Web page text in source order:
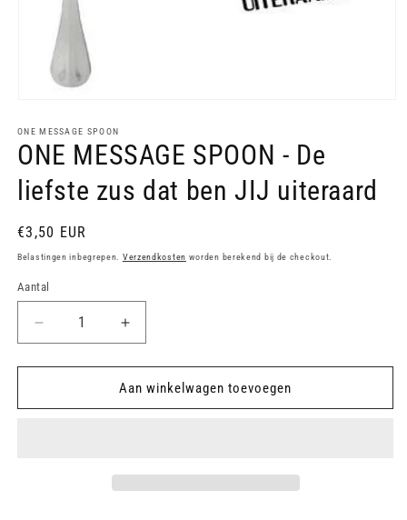
openen
in
modaal
ONE MESSAGE SPOON
ONE MESSAGE SPOON - De
liefste zus dat ben JIJ uiteraard
Normale
prijs
€3,50 EUR
Belastingen inbegrepen. Verzendkosten worden berekend bij de checkout.
Aantal
Aantal
verlagen
voor
MESSAGE
Aantal
verhogen
voor
ONE
MESSAGE
Aan winkelwagen toevoegen